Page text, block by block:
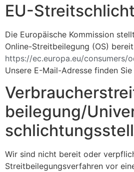
EU-
Die Europäische Kommission
Online-Streitbeilegung (OS)
https://ec.europa.eu/consumers/
Unsere E-Mail-Adresse finden
beilegung/
Wir sind nicht bereit oder
Streitbeilegungsverfahren vor